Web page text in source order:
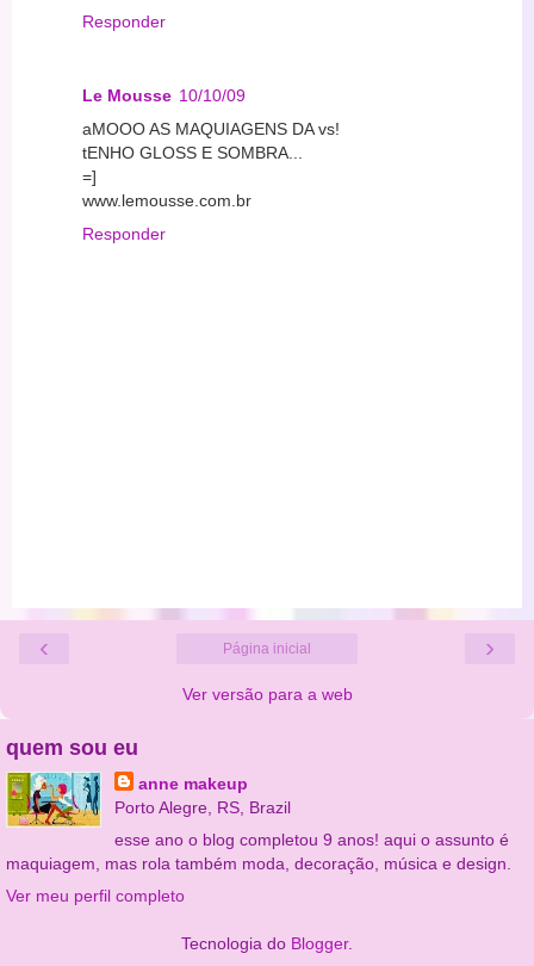
Responder
Le Mousse 10/10/09
aMOOO AS MAQUIAGENS DA vs!
tENHO GLOSS E SOMBRA...
=]
www.lemousse.com.br
Responder
‹ ›
Página inicial
Ver versão para a web
quem sou eu
anne makeup
Porto Alegre, RS, Brazil
esse ano o blog completou 9 anos! aqui o assunto é
maquiagem, mas rola também moda, decoração, música e design.
Ver meu perfil completo
Tecnologia do Blogger.